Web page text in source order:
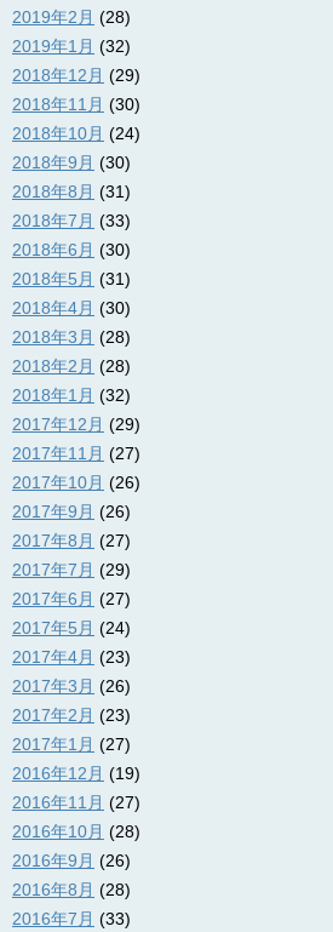
2019年2月 (28)
2019年1月 (32)
2018年12月 (29)
2018年11月 (30)
2018年10月 (24)
2018年9月 (30)
2018年8月 (31)
2018年7月 (33)
2018年6月 (30)
2018年5月 (31)
2018年4月 (30)
2018年3月 (28)
2018年2月 (28)
2018年1月 (32)
2017年12月 (29)
2017年11月 (27)
2017年10月 (26)
2017年9月 (26)
2017年8月 (27)
2017年7月 (29)
2017年6月 (27)
2017年5月 (24)
2017年4月 (23)
2017年3月 (26)
2017年2月 (23)
2017年1月 (27)
2016年12月 (19)
2016年11月 (27)
2016年10月 (28)
2016年9月 (26)
2016年8月 (28)
2016年7月 (33)